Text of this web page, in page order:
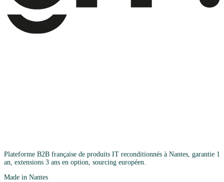
Plateforme B2B française de produits IT reconditionnés à Nantes, garantie 1
an, extensions 3 ans en option, sourcing européen.
Made in Nantes